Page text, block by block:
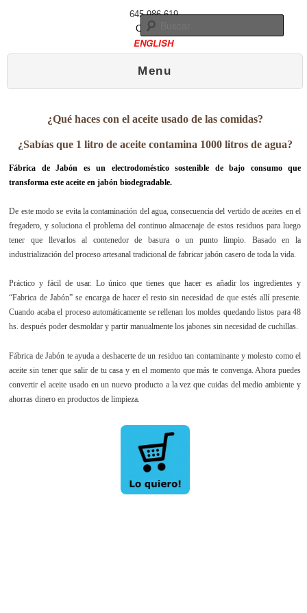
645 986 619
Contacto
ENGLISH
Menu
¿Qué haces con el aceite usado de las comidas?
¿Sabías que 1 litro de aceite contamina 1000 litros de agua?
Fábrica de Jabón es un electrodoméstico sostenible de bajo consumo que
transforma este aceite en jabón biodegradable.
De este modo se evita la contaminación del agua, consecuencia del vertido de aceites en el
fregadero, y soluciona el problema del continuo almacenaje de estos residuos para luego
tener que llevarlos al contenedor de basura o un punto limpio. Basado en la
industrialización del proceso artesanal tradicional de fabricar jabón casero de toda la vida.
Práctico y fácil de usar. Lo único que tienes que hacer es añadir los ingredientes y
“Fabrica de Jabón” se encarga de hacer el resto sin necesidad de que estés allí presente.
Cuando acaba el proceso automáticamente se rellenan los moldes quedando listos para 48
hs. después poder desmoldar y partir manualmente los jabones sin necesidad de cuchillas.
Fábrica de Jabón te ayuda a deshacerte de un residuo tan contaminante y molesto como el
aceite sin tener que salir de tu casa y en el momento que más te convenga. Ahora puedes
convertir el aceite usado en un nuevo producto a la vez que cuidas del medio ambiente y
ahorras dinero en productos de limpieza.